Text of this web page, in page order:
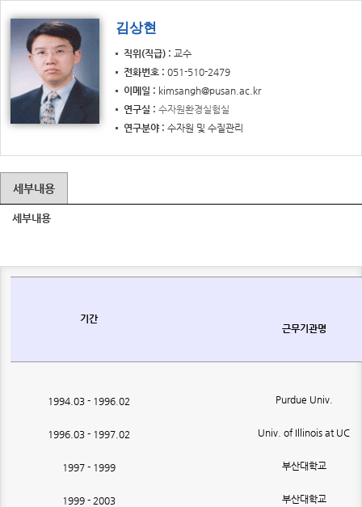
김상현
직위(직급)
교수
전화번호
051-510-2479
이메일
kimsangh@pusan.ac.kr
연구실
수자원환경실험실
연구분야
수자원 및 수질관리
세부내용
세부내용
기간
근무기관명
1994.03 - 1996.02
1996.03 - 1997.02
1997 - 1999
1999 - 2003
Purdue Univ.
Univ. of Illinois at UC
부산대학교
부산대학교